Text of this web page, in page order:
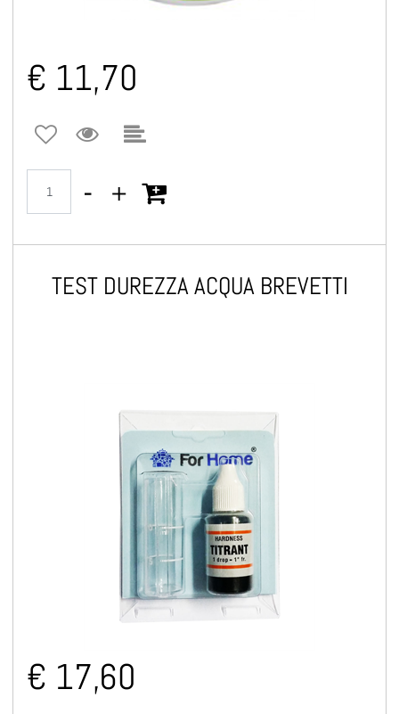
€ 11,70
TEST DUREZZA ACQUA BREVETTI
€ 17,60